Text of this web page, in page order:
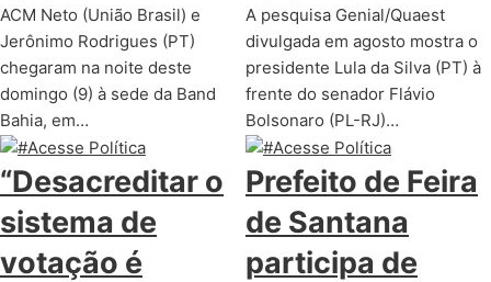
ACM Neto (União Brasil) e
Jerônimo Rodrigues (PT)
chegaram na noite deste
domingo (9) à sede da Band
Bahia, em…
A pesquisa Genial/Quaest
divulgada em agosto mostra o
presidente Lula da Silva (PT) à
frente do senador Flávio
Bolsonaro (PL-RJ)…
“Desacreditar o
sistema de
votação é
Prefeito de Feira
de Santana
participa de